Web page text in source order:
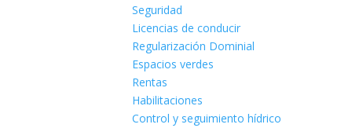
Seguridad
Licencias de conducir
Regularización Dominial
Espacios verdes
Rentas
Habilitaciones
Control y seguimiento hídrico